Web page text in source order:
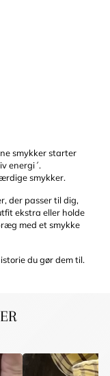
smykker starter
energi´.
smykker.
der passer til dig,
ekstra eller holde
med et smykke
du gør dem til.